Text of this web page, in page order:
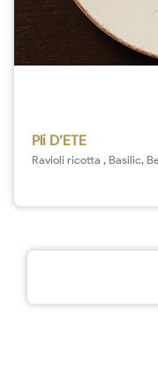
Pli D’ETE
Ravioli ricotta , Basilic,